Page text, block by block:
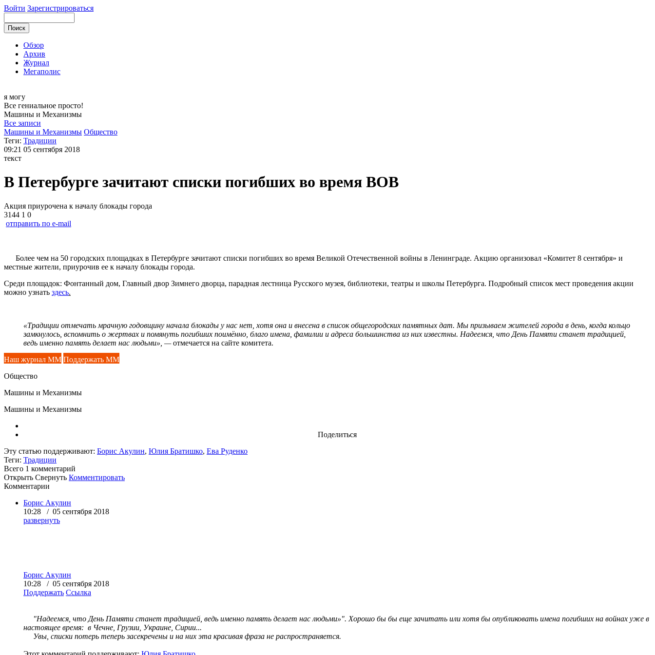
Войти Зарегистрироваться
Обзор
Архив
Журнал
Мегаполис
я могу
Все гениальное просто!
Машины и Механизмы
Все записи
Машины и Механизмы Общество
Теги: Традиции
09:21 05 сентября 2018
текст
В Петербурге зачитают списки погибших во время ВОВ
Акция приурочена к началу блокады города
3144 1 0
отправить по e-mail
Более чем на 50 городских площадках в Петербурге зачитают списки погибших во время Великой Отечественной войны в Ленинграде. Акцию организовал «Комитет 8 сентября» и
местные жители, приурочив ее к началу блокады города.
Среди площадок: Фонтанный дом, Главный двор Зимнего дворца, парадная лестница Русского музея, библиотеки, театры и школы Петербурга. Подробный список мест проведения акции
можно узнать здесь.
«Традиции отмечать мрачную годовщину начала блокады у нас нет, хотя она и внесена в список общегородских памятных дат. Мы призываем жителей города в день, когда кольцо
замкнулось, вспомнить о жертвах и помянуть погибших поимённо, благо имена, фамилии и адреса большинства из них известны. Надеемся, что День Памяти станет традицией,
ведь именно память делает нас людьми», —отмечается на сайте комитета.
Наш журнал ММ Поддержать ММ
Общество
Машины и Механизмы
Машины и Механизмы
Поделиться
Эту статью поддерживают: Борис Акулин, Юлия Братишко, Ева Руденко
Теги: Традиции
Всего 1 комментарий
Открыть Свернуть Комментировать
Комментарии
Борис Акулин
10:28 / 05 сентября 2018
развернуть
Борис Акулин
10:28 / 05 сентября 2018
Поддержать Ссылка
"Надеемся, что День Памяти станет традицией, ведь именно память делает нас людьми»". Хорошо бы бы еще зачитать или хотя бы опубликовать имена погибших на войнах уже в
настоящее время: в Чечне, Грузии, Украине, Сирии...
Увы, списки потерь теперь засекречены и на них эта красивая фраза не распространяется.